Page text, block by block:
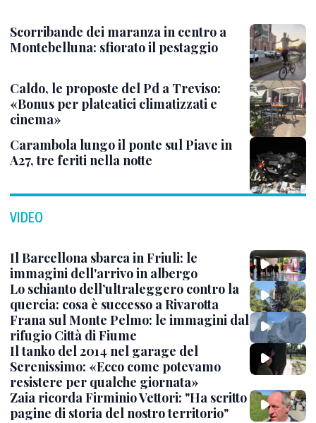
Scorribande dei maranza in centro a
Montebelluna: sfiorato il pestaggio
Caldo, le proposte del Pd a Treviso:
«Bonus per plateatici climatizzati e
cinema»
Carambola lungo il ponte sul Piave in
A27, tre feriti nella notte
VIDEO
Il Barcellona sbarca in Friuli: le
immagini dell'arrivo in albergo
Lo schianto dell’ultraleggero contro la
quercia: cosa è successo a Rivarotta
Frana sul Monte Pelmo: le immagini dal
rifugio Città di Fiume
Il tanko del 2014 nel garage del
Serenissimo: «Ecco come potevamo
resistere per qualche giornata»
Zaia ricorda Firminio Vettori: "Ha scritto
pagine di storia del nostro territorio"